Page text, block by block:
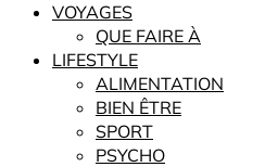
VOYAGES
QUE FAIRE À
LIFESTYLE
ALIMENTATION
BIEN ÊTRE
SPORT
PSYCHO